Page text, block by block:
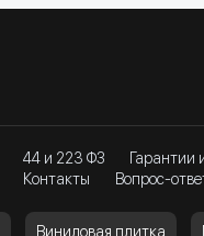
44 и 223 ФЗ Гарантии
Контакты Вопрос-
Виниловая плитка